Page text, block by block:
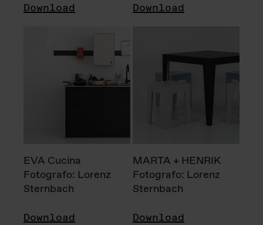
Download Download
EVA Cucina
Fotografo: Lorenz
Sternbach
Download
MARTA + HENRIK
Fotografo: Lorenz
Sternbach
Download